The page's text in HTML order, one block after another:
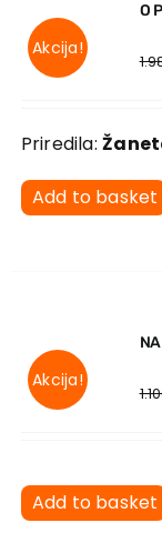
Akcija!
O
Priredila:
Add to basket
Akcija!
Add to basket